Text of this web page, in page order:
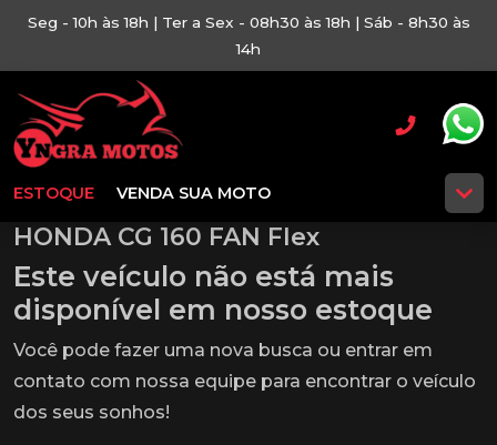
Seg - 10h às 18h | Ter a Sex - 08h30 às 18h | Sáb - 8h30 às
14h
ESTOQUE VENDA SUA MOTO
HONDA CG 160 FAN Flex
Este veículo não está mais
disponível em nosso estoque
Você pode fazer uma nova busca ou entrar em
contato com nossa equipe para encontrar o veículo
dos seus sonhos!